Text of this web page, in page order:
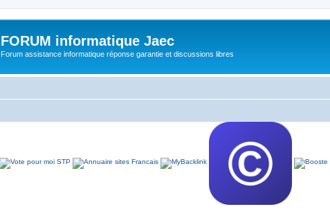
FORUM informatique Jaec
Forum assistance informatique réponse garantie et discussions libres